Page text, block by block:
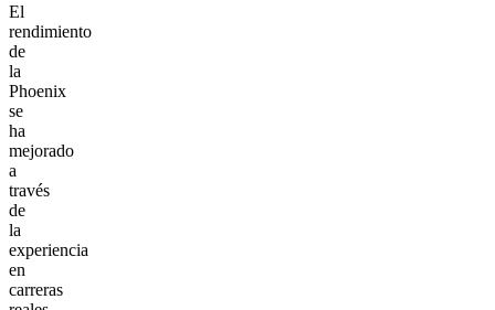
El
rendimiento
de
la
Phoenix
se
ha
mejorado
a
través
de
la
experiencia
en
carreras